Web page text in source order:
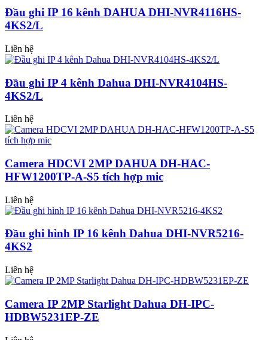
Đầu ghi IP 16 kênh DAHUA DHI-NVR4116HS-
4KS2/L
Liên hệ
Đầu ghi IP 4 kênh Dahua DHI-NVR4104HS-
4KS2/L
Liên hệ
Camera HDCVI 2MP DAHUA DH-HAC-
HFW1200TP-A-S5 tích hợp mic
Liên hệ
Đầu ghi hình IP 16 kênh Dahua DHI-NVR5216-
4KS2
Liên hệ
Camera IP 2MP Starlight Dahua DH-IPC-
HDBW5231EP-ZE